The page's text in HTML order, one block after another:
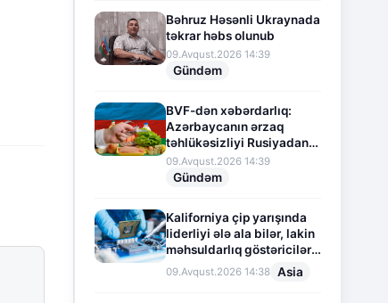
Bəhruz Həsənli Ukraynada
təkrar həbs olunub
09.Avqust.2026 14:39
Gündəm
BVF-dən xəbərdarlıq:
Azərbaycanın ərzaq
təhlükəsizliyi Rusiyadan
asılı vəziyyətdədir
09.Avqust.2026 14:39
Gündəm
Kaliforniya çip yarışında
liderliyi ələ ala bilər, lakin
məhsuldarlıq göstəriciləri
aşağı düşür
09.Avqust.2026 14:38 Asia